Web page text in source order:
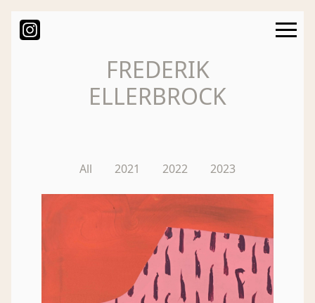
⨯
Atelier
Impressum
Datenschutz
FREDERIK
ELLERBROCK
All 2021 2022 2023